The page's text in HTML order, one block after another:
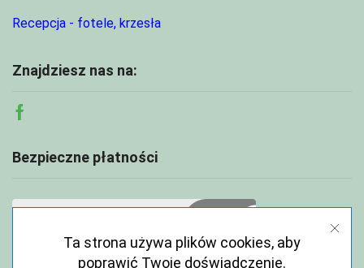
Recepcja - fotele, krzesła
Znajdziesz nas na:
Facebook
Bezpieczne płatności
Ta strona używa plików cookies, aby
poprawić Twoje doświadczenie.